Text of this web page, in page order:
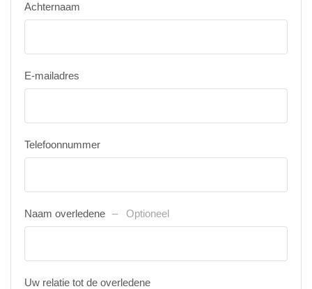
Achternaam
E-mailadres
Telefoonnummer
Naam overledene Optioneel
Uw relatie tot de overledene